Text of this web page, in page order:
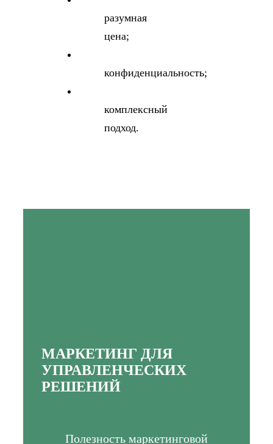
разумная
цена;
конфиденциальность;
комплексный
подход.
МАРКЕТИНГ ДЛЯ
УПРАВЛЕНЧЕСКИХ
РЕШЕНИЙ
Полезность маркетинговой